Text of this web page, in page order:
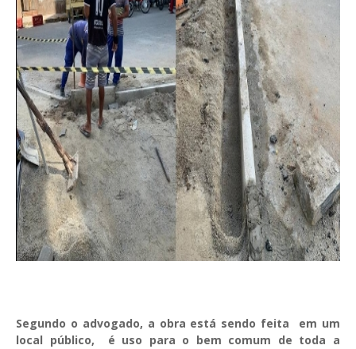
Segundo o advogado, a obra está sendo feita em um
local público, é uso para o bem comum de toda a